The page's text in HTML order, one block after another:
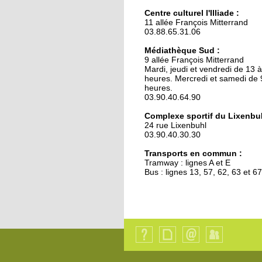
nuit positive
La grande lessive
demain
18 octobre 2017
Police municipale : la
proximité cachée
16 octobre 2017
Face à l'afflux de dons,
banque alimentaire
Recrutement
d’enseignant
en cours
Centre culturel l'Illiade :
11 allée François Mitterrand
03.88.65.31.06
Médiathèque Sud :
9 allée François Mitterrand
Mardi, jeudi et vendredi de 13
heures. Mercredi et samedi de
heures.
03.90.40.64.90
Complexe sportif du
24 rue Lixenbuhl
03.90.40.30.30
Transports en commun :
Tramway : lignes A et E
Bus : lignes 13, 57, 62, 63 et 67
sommes-
du